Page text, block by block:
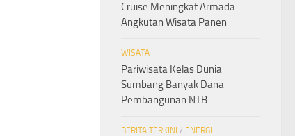
Cruise Meningkat Armada
Angkutan Wisata Panen
WISATA
Pariwisata Kelas Dunia
Sumbang Banyak Dana
Pembangunan NTB
BERITA TERKINI / ENERGI